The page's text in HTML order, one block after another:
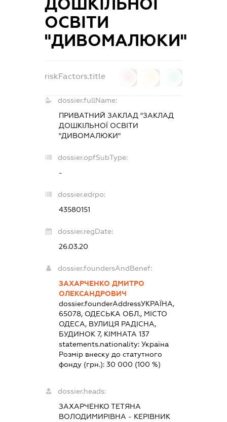
ДОШКІЛЬНОЇ
ОСВІТИ
"ДИВОМАЛЮКИ"
riskFactors.title
dossier.fullName:
ПРИВАТНИЙ ЗАКЛАД "ЗАКЛАД
ДОШКІЛЬНОЇ ОСВІТИ
"ДИВОМАЛЮКИ"
dossier.opfSubType:
-
dossier.edrpo:
43580151
dossier.regDate:
26.03.20
dossier.foundersAndBenef:
ЗАХАРЧЕНКО ДМИТРО
ОЛЕКСАНДРОВИЧ
dossier.founderAddressУКРАЇНА,
65078, ОДЕСЬКА ОБЛ., МІСТО
ОДЕСА, ВУЛИЦЯ РАДІСНА,
БУДИНОК 7, КІМНАТА 137
statements.nationality: Україна
Розмір внеску до статутного
фонду (грн.): 30 000 (100 %)
dossier.heads:
ЗАХАРЧЕНКО ТЕТЯНА
ВОЛОДИМИРІВНА - КЕРІВНИК